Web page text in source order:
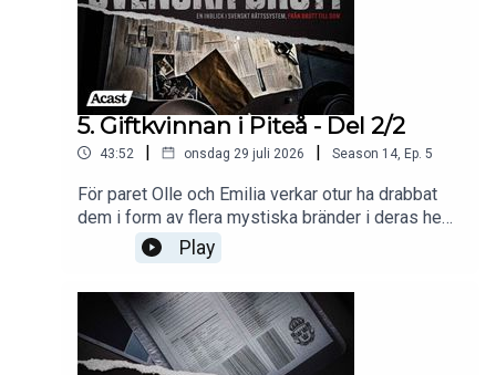
Aftonbladet
Om du känner till ett aktuellt fall som nyligen varit uppe i
rätten eller som snart ska upp i rätten, hör gärna av dig
och tipsa på:acastsvenskabrott@outlook.com
5. Giftkvinnan i Piteå - Del 2/2
43:52 | onsdag 29 juli 2026 | Season 14, Ep. 5
För paret Olle och Emilia verkar otur ha drabbat
dem i form av flera mystiska bränder i deras hem.
När upptäckten av den giftiga växten stormhatt
hittas i parets bostad, börjar en mörkare
verklighet träda fram. Snart inkommer en anmälan
till polisen, och de mystiska händelserna i parets
liv blir föremål för en noggrann utredning som
gradvis leder till åtal.Källor:Sveriges
Play